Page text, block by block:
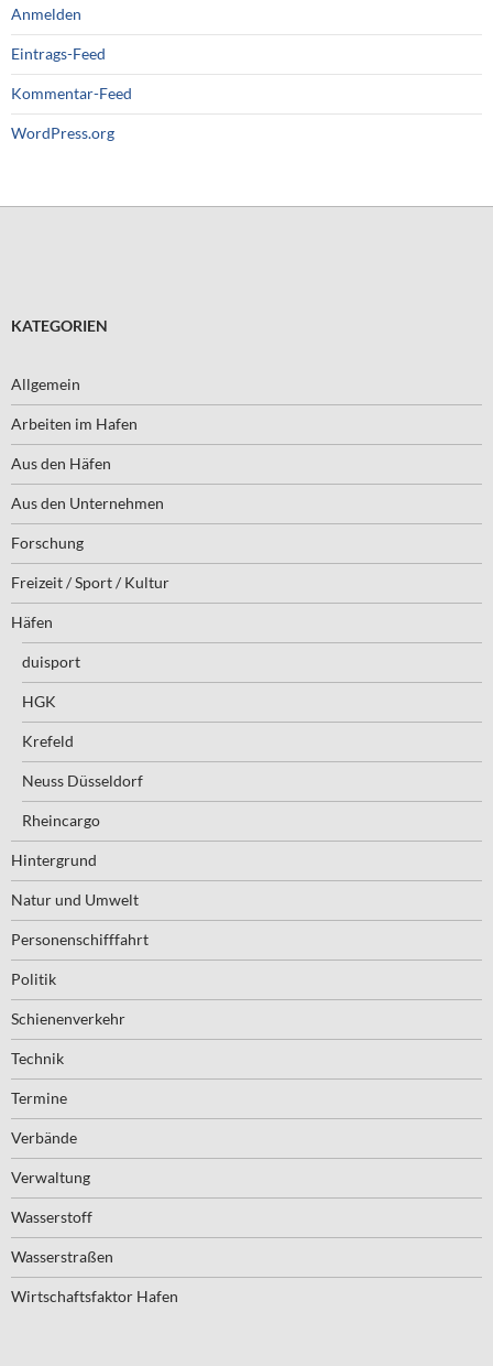
Anmelden
Eintrags-Feed
Kommentar-Feed
WordPress.org
KATEGORIEN
Allgemein
Arbeiten im Hafen
Aus den Häfen
Aus den Unternehmen
Forschung
Freizeit / Sport / Kultur
Häfen
duisport
HGK
Krefeld
Neuss Düsseldorf
Rheincargo
Hintergrund
Natur und Umwelt
Personenschifffahrt
Politik
Schienenverkehr
Technik
Termine
Verbände
Verwaltung
Wasserstoff
Wasserstraßen
Wirtschaftsfaktor Hafen